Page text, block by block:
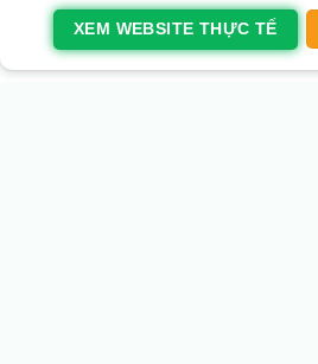
XEM WEBSITE THỰC TẾ